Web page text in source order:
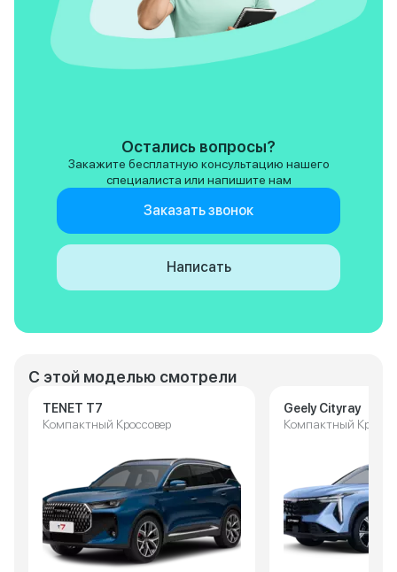
С этой моделью смотрели
TENET T7
Компактный Кроссовер
Geely Cityray
Компактный
Остались вопросы?
Закажите бесплатную консультацию нашего
специалиста или напишите нам
Заказать звонок
Написать